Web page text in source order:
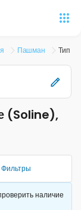
Пашман Тип
(Soline),
Фильтры
наличие